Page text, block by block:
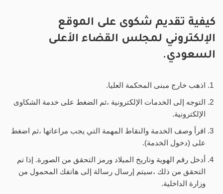
كيفية تقديم شكوى على الموقع
الإلكتروني لمجلس القضاء الأعلى
السعودي.
اذهب خارج مبنى المحكمة العليا.
التوجه إلى الخدمات الإلكترونية ،ثم الضغط على خدمة الشكاوى
الإلكترونية.
اقرأ وصف الخدمة والنقاط المهمة التي يجب مراعاتها ،ثم اضغط
على (دخول الخدمة).
أدخل رقم الهوية وتاريخ الميلاد ورمز التحقق من الصورة. إذا تم
التحقق من ذلك ،سيتم إرسال رسالة إلى هاتفك المحمول من
وزارة الداخلية.